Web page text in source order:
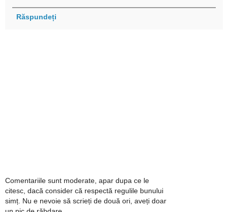
Răspundeți
Comentariile sunt moderate, apar dupa ce le
citesc, dacă consider că respectă regulile bunului
simț. Nu e nevoie să scrieți de două ori, aveți doar